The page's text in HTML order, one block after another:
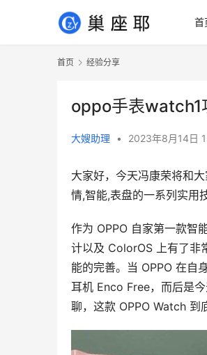
首
首页 经验分享
oppo手表watch1
大嫂助理 • 2023年8月14日
大家好，今天冯康荣将和
情,智能,表盘的一系列实用
作为 OPPO 自家第一款智
计以及 ColorOS 上有了非
能的完善。当 OPPO 在自
耳机 Enco Free，而后是
聊，这款 OPPO Watch 到